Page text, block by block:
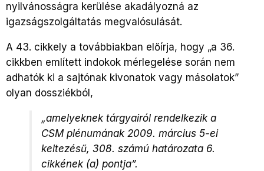
nyilvánosságra kerülése akadályozná az
igazságszolgáltatás megvalósulását.
A 43. cikkely a továbbiakban előírja, hogy „a 36.
cikkben említett indokok mérlegelése során nem
adhatók ki a sajtónak kivonatok vagy másolatok”
olyan dossziékból,
„amelyeknek tárgyairól rendelkezik a
CSM plénumának 2009. március 5-ei
keltezésű, 308. számú határozata 6.
cikkének (a) pontja”.